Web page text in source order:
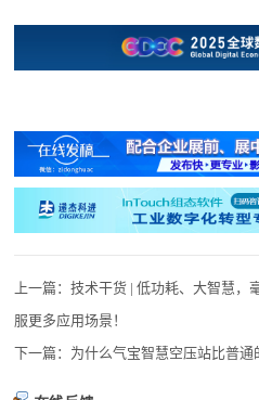
上一篇：技术干货 | 低功耗、大智慧，
服更多应用场景！
下一篇： 为什么气宝智慧空压站比普通